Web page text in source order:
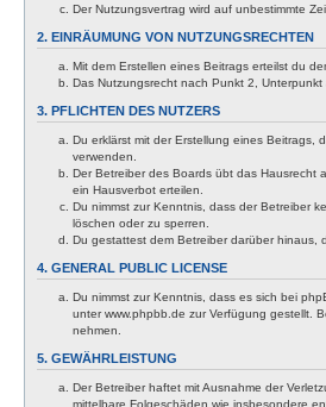
Der Nutzungsvertrag wird auf unbestimmte
2. EINRÄUMUNG VON NUTZUNGSRECHTEN
Mit dem Erstellen eines Beitrags erteilst du
Das Nutzungsrecht nach Punkt 2,
3. PFLICHTEN DES NUTZERS
Du erklärst mit der Erstellung eines
verwenden.
Der Betreiber des Boards übt das Hausrecht
ein Hausverbot erteilen.
Du nimmst zur Kenntnis, dass der Betreiber
löschen oder zu sperren.
Du gestattest dem Betreiber darüber hinaus,
4. GENERAL PUBLIC LICENSE
Du nimmst zur Kenntnis, dass es sich bei
unter www.phpbb.de zur Verfügung gestellt.
nehmen.
5. GEWÄHRLEISTUNG
Der Betreiber haftet mit Ausnahme der
mittelbare Folgeschäden wie insbesondere